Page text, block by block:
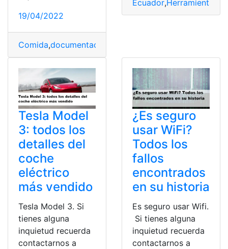
19/04/2022
Comida,documentación
Ecuador,Herramientas
Tesla Model
3: todos los
detalles del
coche
eléctrico
más vendido
Tesla Model 3. Si
tienes alguna
inquietud recuerda
contactarnos a
¿Es seguro
usar WiFi?
Todos los
fallos
encontrados
en su historia
Es seguro usar Wifi.
Si tienes alguna
inquietud recuerda
contactarnos a